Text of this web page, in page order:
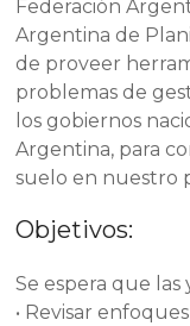
Federación
Argentina de
de proveer
problemas de
los gobiernos
Argentina, para
suelo en nuestro
Objetivos:
Se espera que
• Revisar